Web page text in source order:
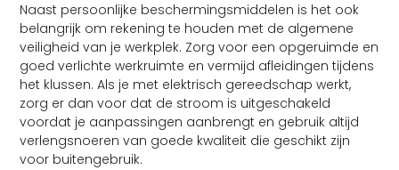
Naast persoonlijke beschermingsmiddelen is het ook
belangrijk om rekening te houden met de algemene
veiligheid van je werkplek. Zorg voor een opgeruimde en
goed verlichte werkruimte en vermijd afleidingen tijdens
het klussen. Als je met elektrisch gereedschap werkt,
zorg er dan voor dat de stroom is uitgeschakeld
voordat je aanpassingen aanbrengt en gebruik altijd
verlengsnoeren van goede kwaliteit die geschikt zijn
voor buitengebruik.